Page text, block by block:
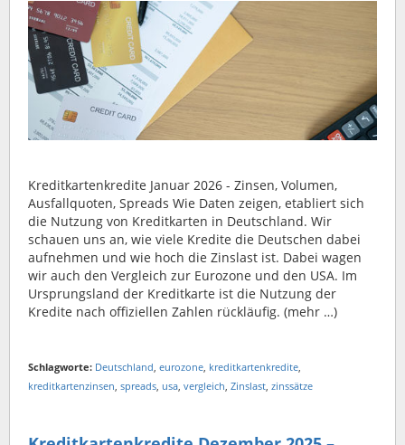
Kreditkartenkredite Januar 2026 - Zinsen, Volumen,
Ausfallquoten, Spreads Wie Daten zeigen, etabliert sich
die Nutzung von Kreditkarten in Deutschland. Wir
schauen uns an, wie viele Kredite die Deutschen dabei
aufnehmen und wie hoch die Zinslast ist. Dabei wagen
wir auch den Vergleich zur Eurozone und den USA. Im
Ursprungsland der Kreditkarte ist die Nutzung der
Kredite nach offiziellen Zahlen rückläufig. (mehr …)
Schlagworte: Deutschland, eurozone, kreditkartenkredite,
kreditkartenzinsen, spreads, usa, vergleich, Zinslast, zinssätze